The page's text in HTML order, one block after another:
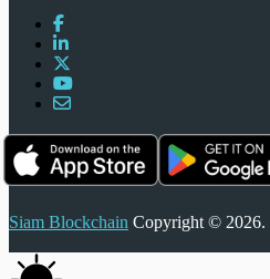
Siam Blockchain Copyright © 2026.